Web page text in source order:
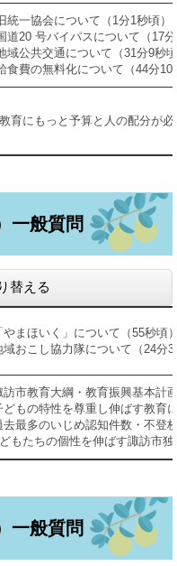
統一協会について（1分1秒頃）
道20 号バイパスについて（17
域公共交通について（31分9秒
食費の無料化について（44分10
育にもっと予算と人の配分が
一般質問
替える
やまほいく」について（55秒頃
域おこし協力隊について（24分
訪市教育大綱・教育振興基本計
どもの特性を尊重し伸ばす教育
去最多のいじめ認知件数・不登
もたちの個性を伸ばす諏訪市
一般質問